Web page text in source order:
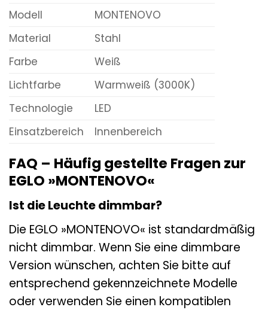
Modell
MONTENOVO
Material
Stahl
Farbe
Weiß
Lichtfarbe
Warmweiß (3000K)
Technologie
LED
Einsatzbereich
Innenbereich
FAQ – Häufig gestellte Fragen zur
EGLO »MONTENOVO«
Ist die Leuchte dimmbar?
Die EGLO »MONTENOVO« ist standardmäßig
nicht dimmbar. Wenn Sie eine dimmbare
Version wünschen, achten Sie bitte auf
entsprechend gekennzeichnete Modelle
oder verwenden Sie einen kompatiblen